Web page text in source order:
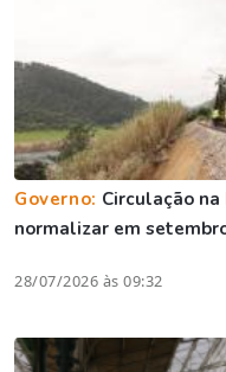
Governo: Circulação
normalizar em
28/07/2026 às 09:32